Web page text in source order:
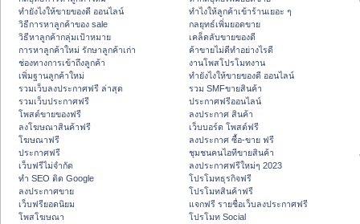
ทํายังไงให้ขายของดี ออนไลน์
วิธีการหาลูกค้าของ sale
วิธีหาลูกค้ากลุ่มเป้าหมาย
การหาลูกค้าใหม่ รักษาลูกค้าเก่า
ช่องทางการเข้าถึงลูกค้า
เพิ่มฐานลูกค้าใหม่
รวมเว็บลงประกาศฟรี ล่าสุด
รวมเว็บประกาศฟรี
โพสต์ขายของฟรี
ลงโฆษณาสินค้าฟรี
โฆษณาฟรี
ประกาศฟรี
เว็บฟรีไม่จำกัด
ทำ SEO ติด Google
ลงประกาศขาย
เว็บฟรียอดนิยม
โพสโฆษณา
ทําไงให้ลูกค้าเข้าร้านเยอะ ๆ
กลยุทธ์เพิ่มยอดขาย
เคล็ดลับขายของดี
ค้าขายไม่ดีทำอย่างไรดี
งานโพสโปรโมทงาน
ทํายังไงให้ขายของดี ออนไลน์
รวม SMFขายสินค้า
ประกาศฟรีออนไลน์
ลงประกาศ สินค้า
เว็บบอร์ด โพสต์ฟรี
ลงประกาศ ซื้อ-ขาย ฟรี
ชุมชนคนไอทีขายสินค้า
ลงประกาศฟรีใหม่ๆ 2023
โปรโมทธุรกิจฟรี
โปรโมทสินค้าฟรี
แจกฟรี รายชื่อเว็บลงประกาศฟรี
โปรโมท Social